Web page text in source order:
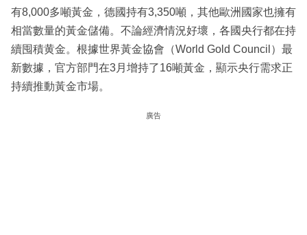
有8,000多噸黃金，德國持有3,350噸，其他歐洲國家也擁有
相當數量的黃金儲備。不論經濟情況好壞，各國央行都在持
續囤積黄金。根據世界黃金協會（World Gold Council）最
新數據，官方部門在3月增持了16噸黃金，顯示央行需求正
持續推動黃金市場。
廣告